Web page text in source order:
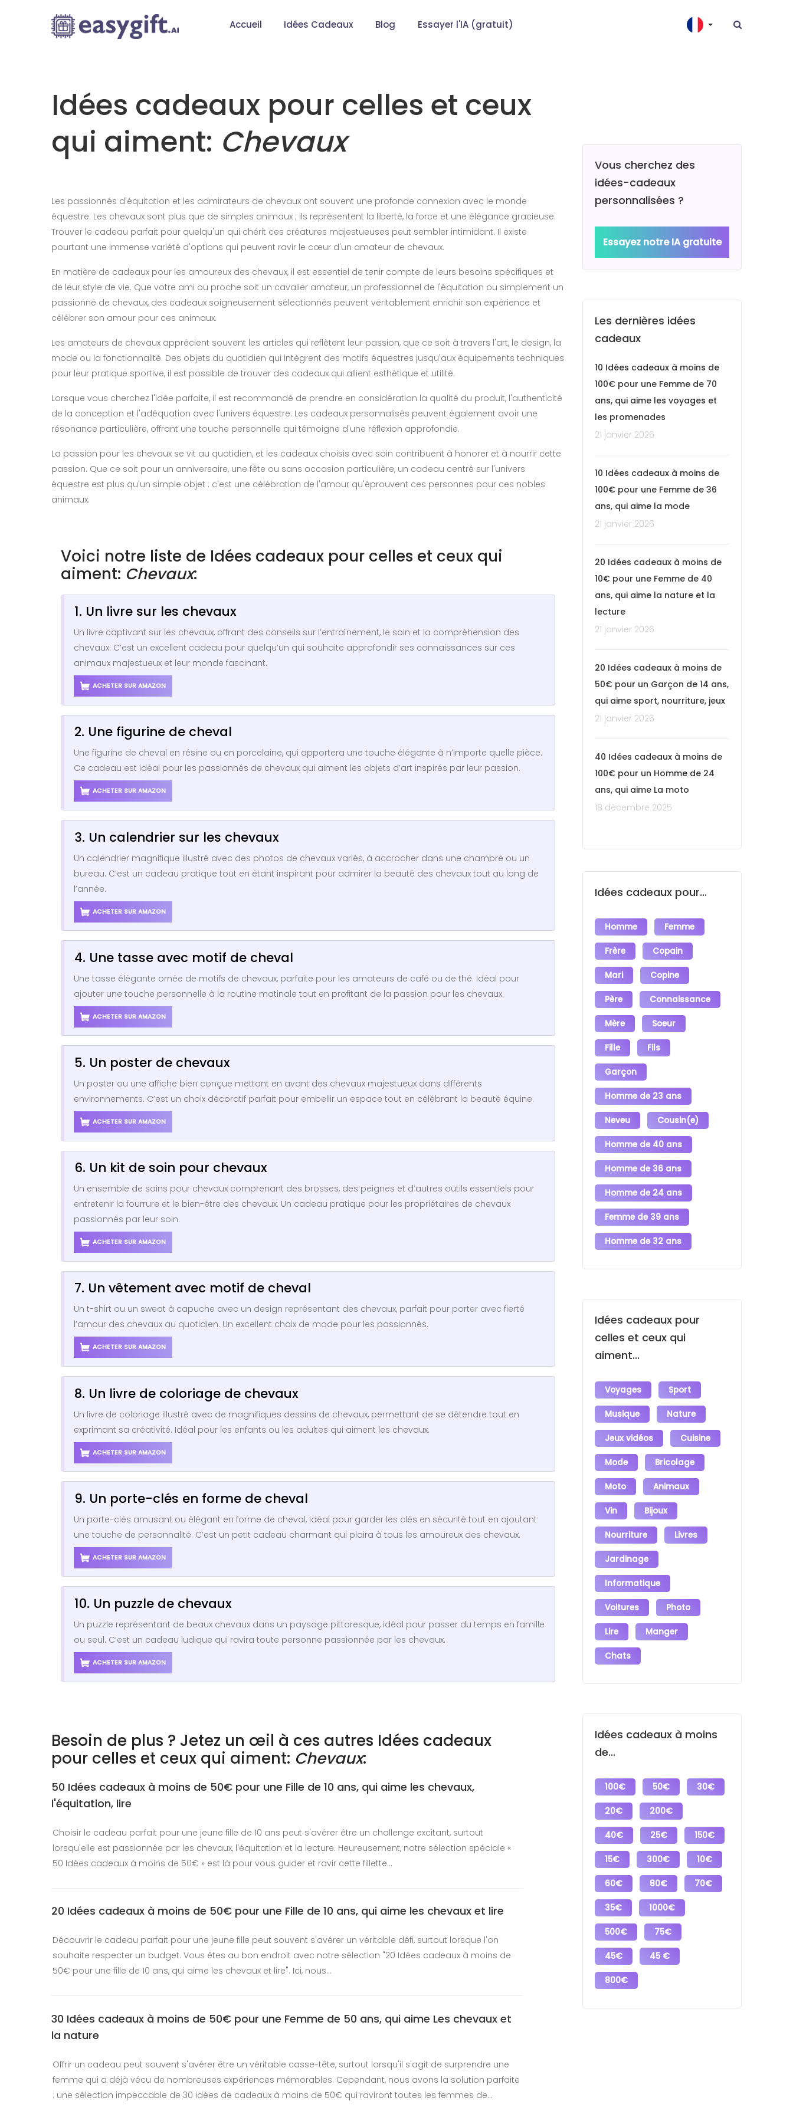
Accueil Idées Cadeaux Blog Essayer l'IA (gratuit)
Idées cadeaux pour celles et ceux
qui aiment: Chevaux
Les passionnés d'équitation et les admirateurs de chevaux ont souvent une profonde connexion avec le monde
équestre. Les chevaux sont plus que de simples animaux ; ils représentent la liberté, la force et une élégance gracieuse.
Trouver le cadeau parfait pour quelqu'un qui chérit ces créatures majestueuses peut sembler intimidant. Il existe
pourtant une immense variété d'options qui peuvent ravir le cœur d'un amateur de chevaux.
En matière de cadeaux pour les amoureux des chevaux, il est essentiel de tenir compte de leurs besoins spécifiques et
de leur style de vie. Que votre ami ou proche soit un cavalier amateur, un professionnel de l'équitation ou simplement un
passionné de chevaux, des cadeaux soigneusement sélectionnés peuvent véritablement enrichir son expérience et
célébrer son amour pour ces animaux.
Les amateurs de chevaux apprécient souvent les articles qui reflètent leur passion, que ce soit à travers l'art, le design, la
mode ou la fonctionnalité. Des objets du quotidien qui intègrent des motifs équestres jusqu'aux équipements techniques
pour leur pratique sportive, il est possible de trouver des cadeaux qui allient esthétique et utilité.
Lorsque vous cherchez l'idée parfaite, il est recommandé de prendre en considération la qualité du produit, l'authenticité
de la conception et l'adéquation avec l'univers équestre. Les cadeaux personnalisés peuvent également avoir une
résonance particulière, offrant une touche personnelle qui témoigne d'une réflexion approfondie.
La passion pour les chevaux se vit au quotidien, et les cadeaux choisis avec soin contribuent à honorer et à nourrir cette
passion. Que ce soit pour un anniversaire, une fête ou sans occasion particulière, un cadeau centré sur l'univers
équestre est plus qu'un simple objet : c'est une célébration de l'amour qu'éprouvent ces personnes pour ces nobles
animaux.
Voici notre liste de Idées cadeaux pour celles et ceux qui
aiment: Chevaux:
1. Un livre sur les chevaux
Un livre captivant sur les chevaux, offrant des conseils sur l’entraînement, le soin et la compréhension des
chevaux. C’est un excellent cadeau pour quelqu’un qui souhaite approfondir ses connaissances sur ces
animaux majestueux et leur monde fascinant.
ACHETER SUR AMAZON
2. Une figurine de cheval
Une figurine de cheval en résine ou en porcelaine, qui apportera une touche élégante à n’importe quelle pièce.
Ce cadeau est idéal pour les passionnés de chevaux qui aiment les objets d’art inspirés par leur passion.
ACHETER SUR AMAZON
3. Un calendrier sur les chevaux
Un calendrier magnifique illustré avec des photos de chevaux variés, à accrocher dans une chambre ou un
bureau. C’est un cadeau pratique tout en étant inspirant pour admirer la beauté des chevaux tout au long de
l’année.
ACHETER SUR AMAZON
4. Une tasse avec motif de cheval
Une tasse élégante ornée de motifs de chevaux, parfaite pour les amateurs de café ou de thé. Idéal pour
ajouter une touche personnelle à la routine matinale tout en profitant de la passion pour les chevaux.
ACHETER SUR AMAZON
5. Un poster de chevaux
Un poster ou une affiche bien conçue mettant en avant des chevaux majestueux dans différents
environnements. C’est un choix décoratif parfait pour embellir un espace tout en célébrant la beauté équine.
ACHETER SUR AMAZON
6. Un kit de soin pour chevaux
Un ensemble de soins pour chevaux comprenant des brosses, des peignes et d’autres outils essentiels pour
entretenir la fourrure et le bien-être des chevaux. Un cadeau pratique pour les propriétaires de chevaux
passionnés par leur soin.
ACHETER SUR AMAZON
7. Un vêtement avec motif de cheval
Un t-shirt ou un sweat à capuche avec un design représentant des chevaux, parfait pour porter avec fierté
l’amour des chevaux au quotidien. Un excellent choix de mode pour les passionnés.
ACHETER SUR AMAZON
8. Un livre de coloriage de chevaux
Un livre de coloriage illustré avec de magnifiques dessins de chevaux, permettant de se détendre tout en
exprimant sa créativité. Idéal pour les enfants ou les adultes qui aiment les chevaux.
ACHETER SUR AMAZON
9. Un porte-clés en forme de cheval
Un porte-clés amusant ou élégant en forme de cheval, idéal pour garder les clés en sécurité tout en ajoutant
une touche de personnalité. C’est un petit cadeau charmant qui plaira à tous les amoureux des chevaux.
ACHETER SUR AMAZON
10. Un puzzle de chevaux
Un puzzle représentant de beaux chevaux dans un paysage pittoresque, idéal pour passer du temps en famille
ou seul. C’est un cadeau ludique qui ravira toute personne passionnée par les chevaux.
ACHETER SUR AMAZON
Besoin de plus ? Jetez un œil à ces autres Idées cadeaux
pour celles et ceux qui aiment: Chevaux:
50 Idées cadeaux à moins de 50€ pour une Fille de 10 ans, qui aime les chevaux,
l'équitation, lire
Choisir le cadeau parfait pour une jeune fille de 10 ans peut s'avérer être un challenge excitant, surtout
lorsqu'elle est passionnée par les chevaux, l'équitation et la lecture. Heureusement, notre sélection spéciale «
50 Idées cadeaux à moins de 50€ » est là pour vous guider et ravir cette fillette…
20 Idées cadeaux à moins de 50€ pour une Fille de 10 ans, qui aime les chevaux et lire
Découvrir le cadeau parfait pour une jeune fille peut souvent s'avérer un véritable défi, surtout lorsque l'on
souhaite respecter un budget. Vous êtes au bon endroit avec notre sélection "20 Idées cadeaux à moins de
50€ pour une fille de 10 ans, qui aime les chevaux et lire". Ici, nous…
30 Idées cadeaux à moins de 50€ pour une Femme de 50 ans, qui aime Les chevaux et
la nature
Offrir un cadeau peut souvent s'avérer être un véritable casse-tête, surtout lorsqu'il s'agit de surprendre une
femme qui a déjà vécu de nombreuses expériences mémorables. Cependant, nous avons la solution parfaite
: une sélection impeccable de 30 idées de cadeaux à moins de 50€ qui raviront toutes les femmes de…
Vous cherchez des
idées-cadeaux
personnalisées ?
Essayez notre IA gratuite
Les dernières idées
cadeaux
10 Idées cadeaux à moins de
100€ pour une Femme de 70
ans, qui aime les voyages et
les promenades
21 janvier 2026
10 Idées cadeaux à moins de
100€ pour une Femme de 36
ans, qui aime la mode
21 janvier 2026
20 Idées cadeaux à moins de
10€ pour une Femme de 40
ans, qui aime la nature et la
lecture
21 janvier 2026
20 Idées cadeaux à moins de
50€ pour un Garçon de 14 ans,
qui aime sport, nourriture, jeux
21 janvier 2026
40 Idées cadeaux à moins de
100€ pour un Homme de 24
ans, qui aime La moto
18 décembre 2025
Idées cadeaux pour...
Homme Femme
Frère Copain
Mari Copine
Père Connaissance
Mère Soeur
Fille Fils
Garçon
Homme de 23 ans
Neveu Cousin(e)
Homme de 40 ans
Homme de 36 ans
Homme de 24 ans
Femme de 39 ans
Homme de 32 ans
Idées cadeaux pour
celles et ceux qui
aiment...
Voyages Sport
Musique Nature
Jeux vidéos Cuisine
Mode Bricolage
Moto Animaux
Vin Bijoux
Nourriture Livres
Jardinage
Informatique
Voitures Photo
Lire Manger
Chats
Idées cadeaux à moins
de...
100€ 50€ 30€
20€ 200€
40€ 25€ 150€
15€ 300€ 10€
60€ 80€ 70€
35€ 1000€
500€ 75€
45€ 45 €
800€